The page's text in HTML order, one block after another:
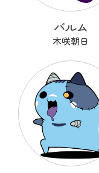
バルム
木咲朝日